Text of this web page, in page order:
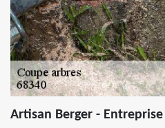
Artisan Berger -